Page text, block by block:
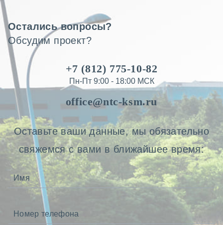
Остались вопросы?
Обсудим проект?
+7 (812) 775-10-82
Пн-Пт 9:00 - 18:00 МСК
office@ntc-ksm.ru
Оставьте ваши данные, мы обязательно
свяжемся с вами в ближайшее время: